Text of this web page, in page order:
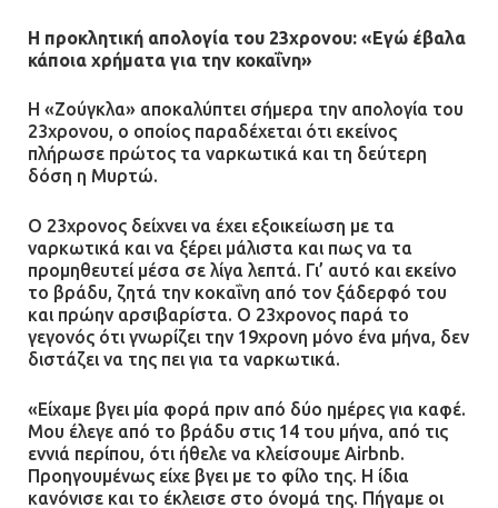
Η προκλητική απολογία του 23χρονου: «Εγώ έβαλα
κάποια χρήματα για την κοκαΐνη»
Η «Ζούγκλα» αποκαλύπτει σήμερα την απολογία του
23χρονου, ο οποίος παραδέχεται ότι εκείνος
πλήρωσε πρώτος τα ναρκωτικά και τη δεύτερη
δόση η Μυρτώ.
Ο 23χρονος δείχνει να έχει εξοικείωση με τα
ναρκωτικά και να ξέρει μάλιστα και πως να τα
προμηθευτεί μέσα σε λίγα λεπτά. Γι’ αυτό και εκείνο
το βράδυ, ζητά την κοκαΐνη από τον ξάδερφό του
και πρώην αρσιβαρίστα. Ο 23χρονος παρά το
γεγονός ότι γνωρίζει την 19χρονη μόνο ένα μήνα, δεν
διστάζει να της πει για τα ναρκωτικά.
«Είχαμε βγει μία φορά πριν από δύο ημέρες για καφέ.
Μου έλεγε από το βράδυ στις 14 του μήνα, από τις
εννιά περίπου, ότι ήθελε να κλείσουμε Airbnb.
Προηγουμένως είχε βγει με το φίλο της. Η ίδια
κανόνισε και το έκλεισε στο όνομά της. Πήγαμε οι